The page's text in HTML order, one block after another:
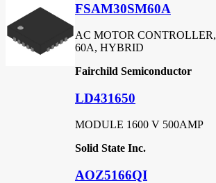
FSAM30SM60A
AC MOTOR CONTROLLER,
60A, HYBRID
Fairchild Semiconductor
LD431650
MODULE 1600 V 500AMP
Solid State Inc.
AOZ5166QI